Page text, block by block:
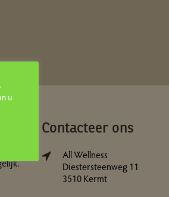
Contacteer ons
All Wellness
Diestersteenweg 11
3510 Kermt
u